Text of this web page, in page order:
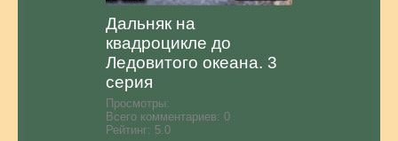
Дальняк на
квадроцикле до
Ледовитого океана. 3
серия
Просмотры:
Всего комментариев: 0
Рейтинг: 5.0